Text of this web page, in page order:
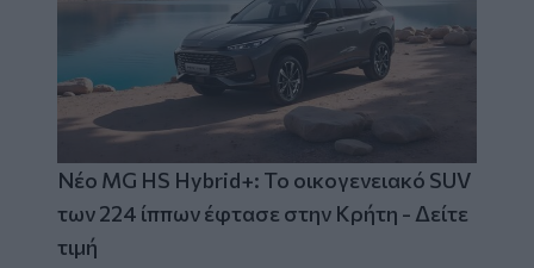
Νέο MG HS Hybrid+: Το οικογενειακό SUV
των 224 ίππων έφτασε στην Κρήτη - Δείτε
τιμή